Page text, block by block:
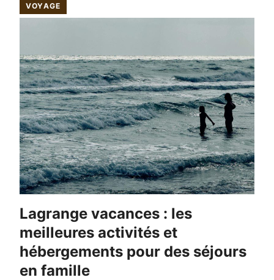
VOYAGE
Lagrange vacances : les
meilleures activités et
hébergements pour des séjours
en famille